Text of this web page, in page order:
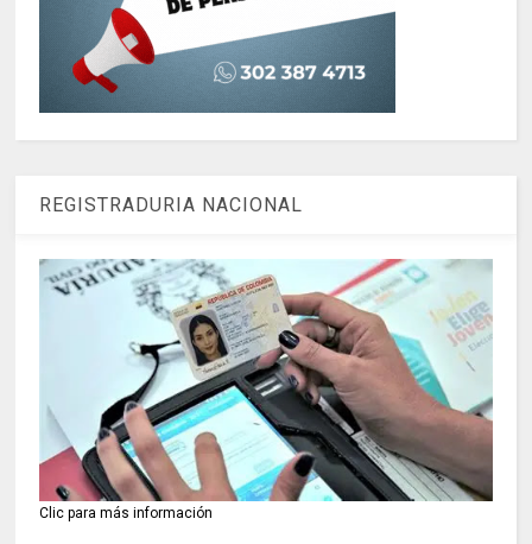
REGISTRADURIA NACIONAL
Clic para más información